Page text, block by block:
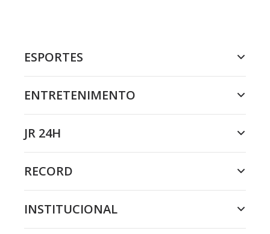
ESPORTES
ENTRETENIMENTO
JR 24H
RECORD
INSTITUCIONAL